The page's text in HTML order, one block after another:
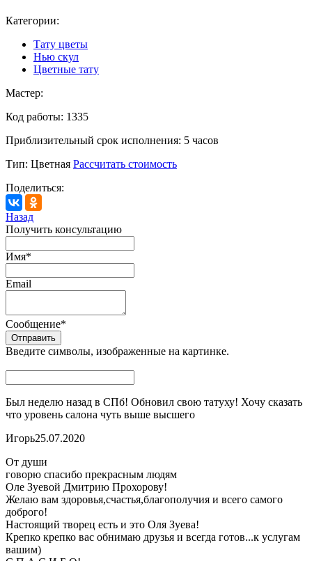
Категории:
Тату цветы
Нью скул
Цветные тату
Мастер:
Код работы: 1335
Приблизительный срок исполнения: 5 часов
Тип: Цветная Рассчитать стоимость
Поделиться:
Назад
Получить консультацию
Имя*
Email
Сообщение*
Введите символы, изображенные на картинке.
Был неделю назад в СПб! Обновил свою татуху! Хочу сказать
что уровень салона чуть выше высшего
Игорь25.07.2020
От души
говорю спасибо прекрасным людям
Оле Зуевой Дмитрию Прохорову!
Желаю вам здоровья,счастья,благополучия и всего самого
доброго!
Настоящий творец есть и это Оля Зуева!
Крепко крепко вас обнимаю друзья и всегда готов...к услугам
вашим)